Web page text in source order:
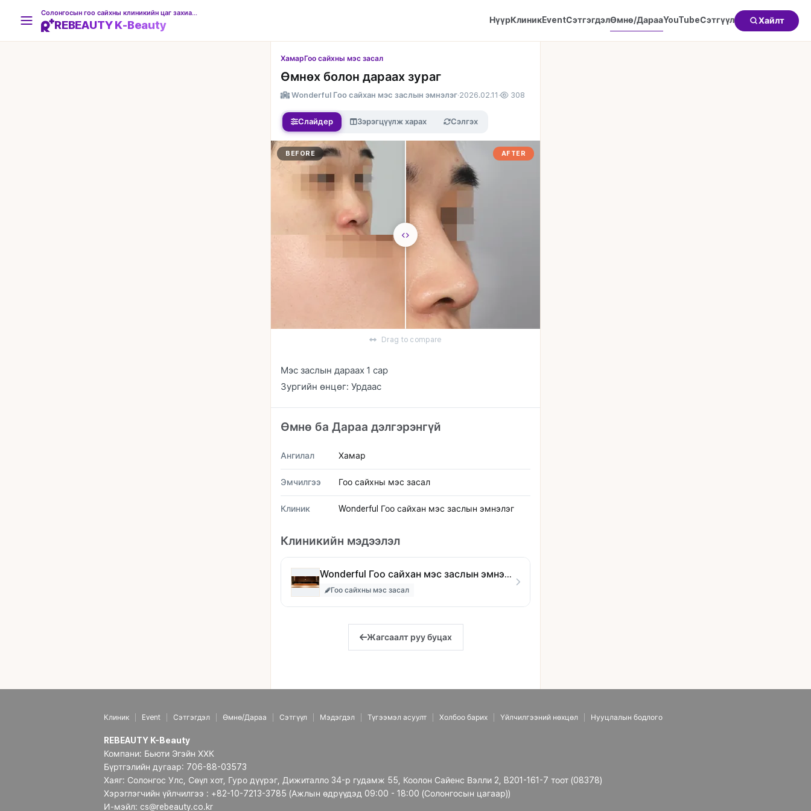
REBEAUTY K-Beauty НүүрКлиникEventСэтгэгдэлӨмнө/ДарааYouTubeСэтгүүл Хайлт
ХамарГоо сайхны мэс засал
Өмнөх болон дараах зураг
Wonderful Гоо сайхан мэс заслын эмнэлэг·2026.02.11 · 308
Слайдер Зэрэгцүүлж харах Сэлгэх
AFTER
BEFORE
Drag to compare
Мэс заслын дараах 1 сар
Зургийн өнцөг: Урдаас
Өмнө ба Дараа дэлгэрэнгүй
Ангилал Хамар
Эмчилгээ Гоо сайхны мэс засал
Клиник Wonderful Гоо сайхан мэс заслын эмнэлэг
Клиникийн мэдээлэл
Wonderful Гоо сайхан мэс заслын эмнэлэг
Гоо сайхны мэс засал
Жагсаалт руу буцах
Клиник Event Сэтгэгдэл Өмнө/Дараа Сэтгүүл Мэдэгдэл Түгээмэл асуулт Холбоо барих Үйлчилгээний нөхцөл Нууцлалын бодлого
REBEAUTY K-Beauty
Компани: Бьюти Эгэйн ХХК
Бүртгэлийн дугаар: 706-88-03573
Хаяг: Солонгос Улс, Сөүл хот, Гуро дүүрэг, Дижиталло 34-р гудамж 55, Коолон Сайенс Вэлли 2, B201-161-7 тоот (08378)
Хэрэглэгчийн үйлчилгээ : +82-10-7213-3785 (Ажлын өдрүүдэд 09:00 - 18:00 (Солонгосын цагаар))
И-мэйл: cs@rebeauty.co.kr